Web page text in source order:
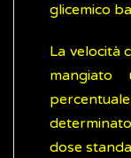
glicemico
La velocità
dose